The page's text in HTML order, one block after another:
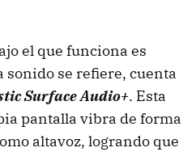
el que funciona es
sonido se refiere, cuenta
Surface Audio+. Esta
pantalla vibra de forma
altavoz, logrando que